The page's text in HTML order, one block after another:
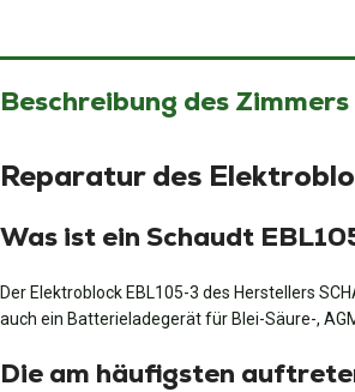
Beschreibung des
Reparatur des
Was ist ein Schaudt
Der Elektroblock EBL105-3 des Herstellers
auch ein Batterieladegerät für Blei-Säure-,
Die am häufigsten